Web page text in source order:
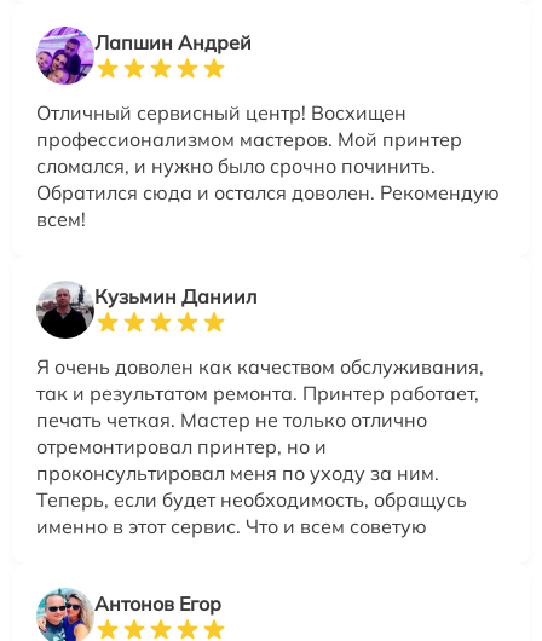
Лапшин Андрей
Отличный сервисный центр! Восхищен
профессионализмом мастеров. Мой принтер
сломался, и нужно было срочно починить.
Обратился сюда и остался доволен. Рекомендую
всем!
Кузьмин Даниил
Я очень доволен как качеством обслуживания,
так и результатом ремонта. Принтер работает,
печать четкая. Мастер не только отлично
отремонтировал принтер, но и
проконсультировал меня по уходу за ним.
Теперь, если будет необходимость, обращусь
именно в этот сервис. Что и всем советую
Антонов Егор